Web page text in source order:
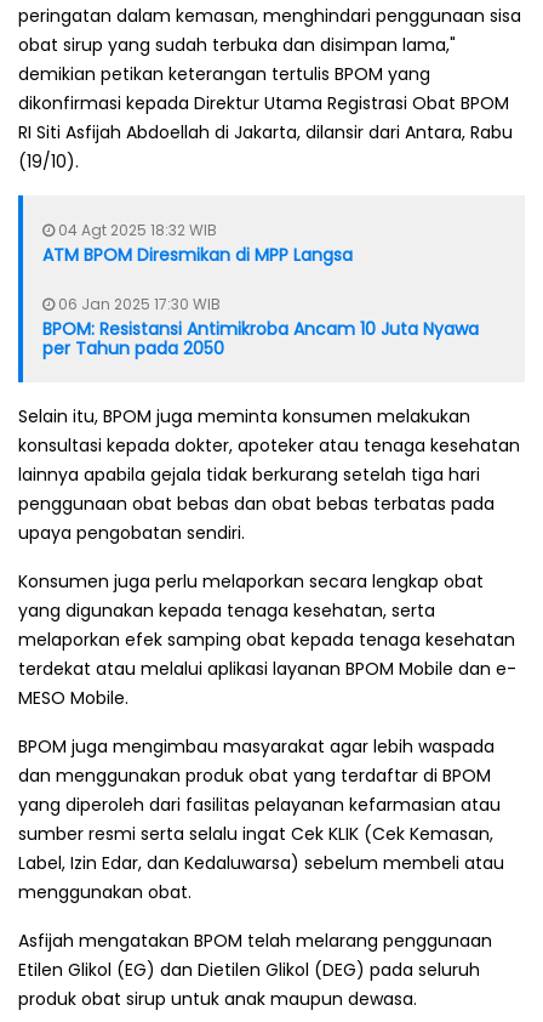
peringatan dalam kemasan, menghindari penggunaan sisa
obat sirup yang sudah terbuka dan disimpan lama,"
demikian petikan keterangan tertulis BPOM yang
dikonfirmasi kepada Direktur Utama Registrasi Obat BPOM
RI Siti Asfijah Abdoellah di Jakarta, dilansir dari Antara, Rabu
(19/10).
04 Agt 2025 18:32 WIB
ATM BPOM Diresmikan di MPP Langsa
06 Jan 2025 17:30 WIB
BPOM: Resistansi Antimikroba Ancam 10 Juta Nyawa
per Tahun pada 2050
Selain itu, BPOM juga meminta konsumen melakukan
konsultasi kepada dokter, apoteker atau tenaga kesehatan
lainnya apabila gejala tidak berkurang setelah tiga hari
penggunaan obat bebas dan obat bebas terbatas pada
upaya pengobatan sendiri.
Konsumen juga perlu melaporkan secara lengkap obat
yang digunakan kepada tenaga kesehatan, serta
melaporkan efek samping obat kepada tenaga kesehatan
terdekat atau melalui aplikasi layanan BPOM Mobile dan e-
MESO Mobile.
BPOM juga mengimbau masyarakat agar lebih waspada
dan menggunakan produk obat yang terdaftar di BPOM
yang diperoleh dari fasilitas pelayanan kefarmasian atau
sumber resmi serta selalu ingat Cek KLIK (Cek Kemasan,
Label, Izin Edar, dan Kedaluwarsa) sebelum membeli atau
menggunakan obat.
Asfijah mengatakan BPOM telah melarang penggunaan
Etilen Glikol (EG) dan Dietilen Glikol (DEG) pada seluruh
produk obat sirup untuk anak maupun dewasa.